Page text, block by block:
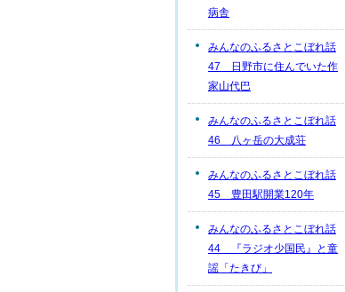
病舎
みんなのふるさとこぼれ話
47 日野市に住んでいた作
家山代巴
みんなのふるさとこぼれ話
46 八ヶ岳の大成荘
みんなのふるさとこぼれ話
45 豊田駅開業120年
みんなのふるさとこぼれ話
44 『ラジオ少国民』と童
謡「たきび」